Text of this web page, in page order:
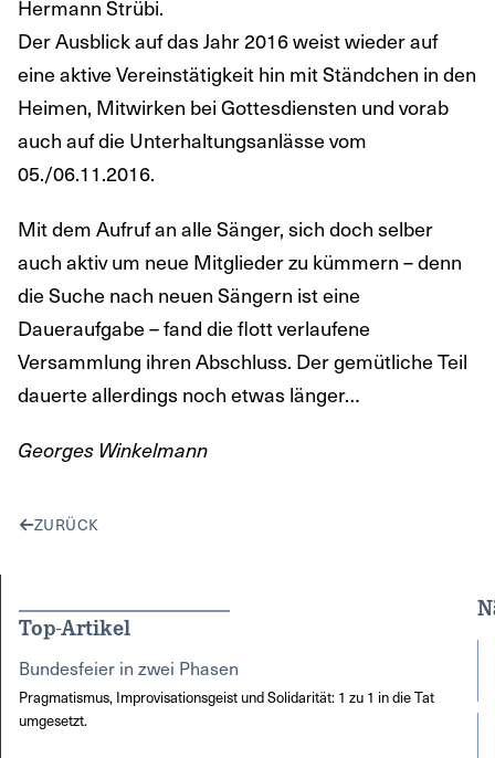
Hermann Strübi.
Der Ausblick auf das Jahr 2016 weist wieder auf
eine aktive Vereinstätigkeit hin mit Ständchen in den
Heimen, Mitwirken bei Gottesdiensten und vorab
auch auf die Unterhaltungsanlässe vom
05./06.11.2016.
Mit dem Aufruf an alle Sänger, sich doch selber
auch aktiv um neue Mitglieder zu kümmern – denn
die Suche nach neuen Sängern ist eine
Daueraufgabe – fand die flott verlaufene
Versammlung ihren Abschluss. Der gemütliche Teil
dauerte allerdings noch etwas länger…
Georges Winkelmann
ZURÜCK
Top-Artikel
Bundesfeier in zwei Phasen
Pragmatismus, Improvisationsgeist und Solidarität: 1 zu 1 in die Tat
umgesetzt.